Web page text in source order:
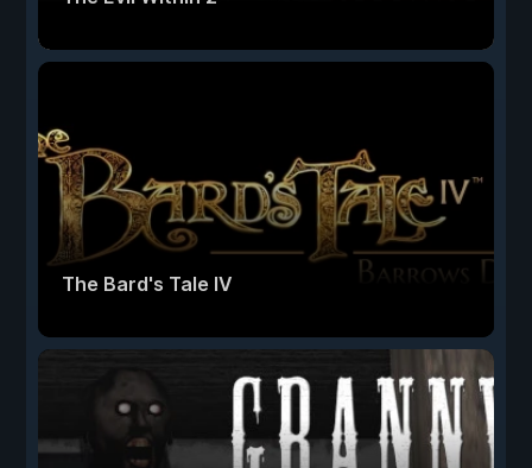
The Bard's Tale IV